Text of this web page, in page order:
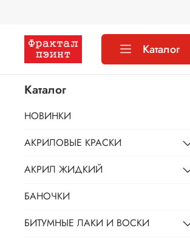
Каталог
Каталог
НОВИНКИ
АКРИЛОВЫЕ КРАСКИ
АКРИЛ ЖИДКИЙ
БАНОЧКИ
БИТУМНЫЕ ЛАКИ И ВОСКИ